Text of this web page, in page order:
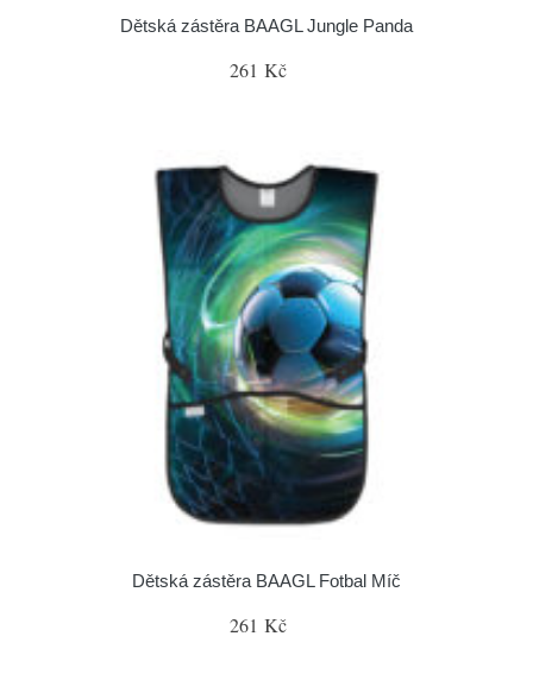
Dětská zástěra BAAGL Jungle Panda
261 Kč
Dětská zástěra BAAGL Fotbal Míč
261 Kč